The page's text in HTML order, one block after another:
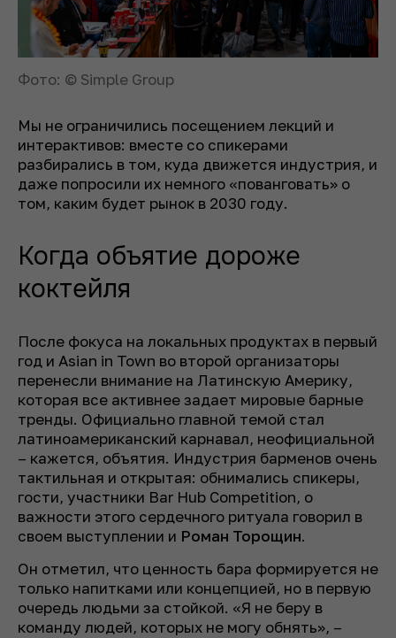
Фото: © Simple Group
Мы не ограничились посещением лекций и
интерактивов: вместе со спикерами
разбирались в том, куда движется индустрия, и
даже попросили их немного «пованговать» о
том, каким будет рынок в 2030 году.
Когда объятие дороже
коктейля
После фокуса на локальных продуктах в первый
год и Asian in Town во второй организаторы
перенесли внимание на Латинскую Америку,
которая все активнее задает мировые барные
тренды. Официально главной темой стал
латиноамериканский карнавал, неофициальной
– кажется, объятия. Индустрия барменов очень
тактильная и открытая: обнимались спикеры,
гости, участники Bar Hub Competition, о
важности этого сердечного ритуала говорил в
своем выступлении и Роман Торощин.
Он отметил, что ценность бара формируется не
только напитками или концепцией, но в первую
очередь людьми за стойкой. «Я не беру в
команду людей, которых не могу обнять», –